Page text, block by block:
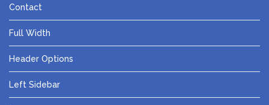
Contact
Full Width
Header Options
Left Sidebar